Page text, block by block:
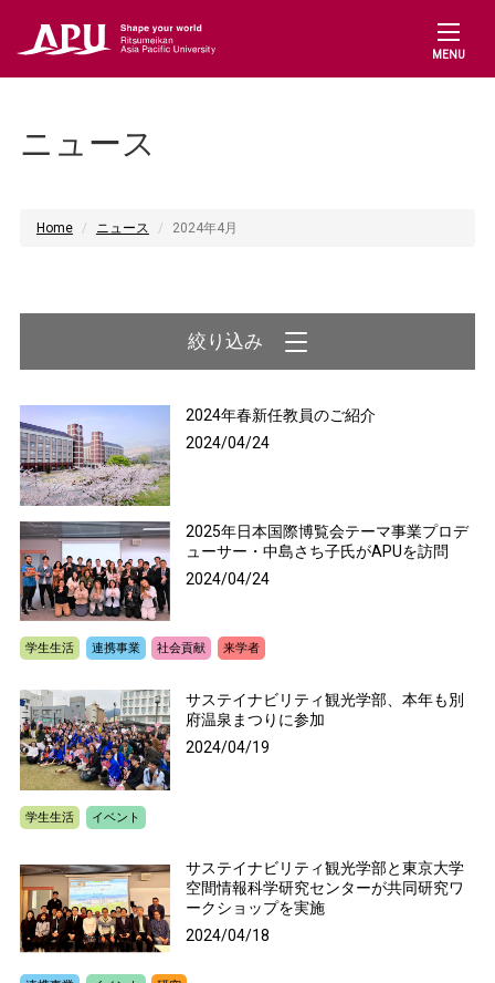
MENU
ニュース
Home ニュース 2024年4月
2024年春新任教員のご紹介
2024/04/24
2025年日本国際博覧会テーマ事業プロデ
ューサー・中島さち子氏がAPUを訪問
2024/04/24
学生生活 連携事業 社会貢献 来学者
サステイナビリティ観光学部、本年も別
府温泉まつりに参加
2024/04/19
学生生活 イベント
サステイナビリティ観光学部と東京大学
空間情報科学研究センターが共同研究ワ
ークショップを実施
2024/04/18